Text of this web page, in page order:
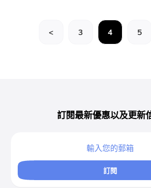
< 3 4 5
訂閱最新優惠以及更新
訂閱